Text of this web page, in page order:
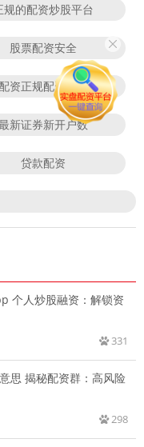
规的配资炒股平台
股票配资安全
资正规配资门户
新证券新开户数
贷款配资
个人炒股融资：解锁资
331
思 揭秘配资群：高风险
298